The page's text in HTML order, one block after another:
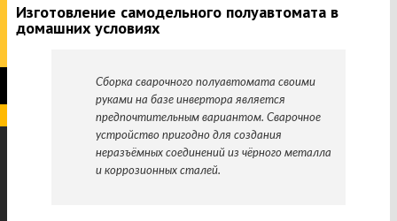
Изготовление самодельного полуавтомата в
домашних условиях
Сборка сварочного полуавтомата своими
руками на базе инвертора является
предпочтительным вариантом. Сварочное
устройство пригодно для создания
неразъёмных соединений из чёрного металла
и коррозионных сталей.